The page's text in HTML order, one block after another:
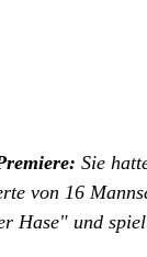
Sie
von 16
Hase" und